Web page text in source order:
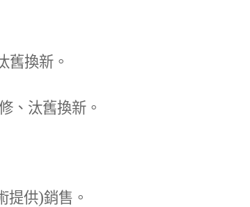
舊換新。
、汰舊換新。
提供)銷售。